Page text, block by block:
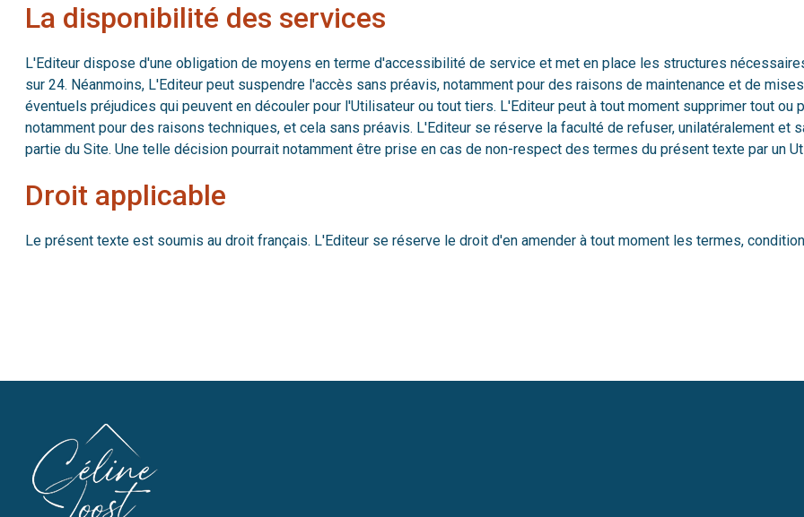
La disponibilité des services
L'Editeur dispose d'une obligation de moyens en terme d'accessibilité de service et met en place les structures
sur 24. Néanmoins, L'Editeur peut suspendre l'accès sans préavis, notamment pour des raisons de maintenance et de
éventuels préjudices qui peuvent en découler pour l'Utilisateur ou tout tiers. L'Editeur peut à tout moment supprimer tout
notamment pour des raisons techniques, et cela sans préavis. L'Editeur se réserve la faculté de refuser, unilatéralement et
partie du Site. Une telle décision pourrait notamment être prise en cas de non-respect des termes du présent texte par un
Droit applicable
Le présent texte est soumis au droit français. L'Editeur se réserve le droit d'en amender à tout moment les termes,